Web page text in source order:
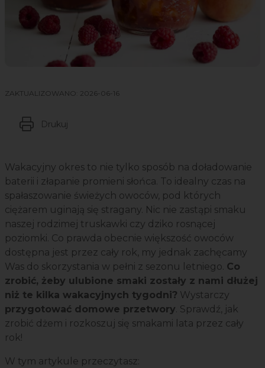
ZAKTUALIZOWANO: 2026-06-16
Drukuj
Wakacyjny okres to nie tylko sposób na doładowanie
baterii i złapanie promieni słońca. To idealny czas na
spałaszowanie świeżych owoców, pod których
ciężarem uginają się stragany. Nic nie zastąpi smaku
naszej rodzimej truskawki czy dziko rosnącej
poziomki. Co prawda obecnie większość owoców
dostępna jest przez cały rok, my jednak zachęcamy
Was do skorzystania w pełni z sezonu letniego. Co
zrobić, żeby ulubione smaki zostały z nami dłużej
niż te kilka wakacyjnych tygodni? Wystarczy
przygotować domowe przetwory. Sprawdź, jak
zrobić dżem i rozkoszuj się smakami lata przez cały
rok!
W tym artykule przeczytasz: